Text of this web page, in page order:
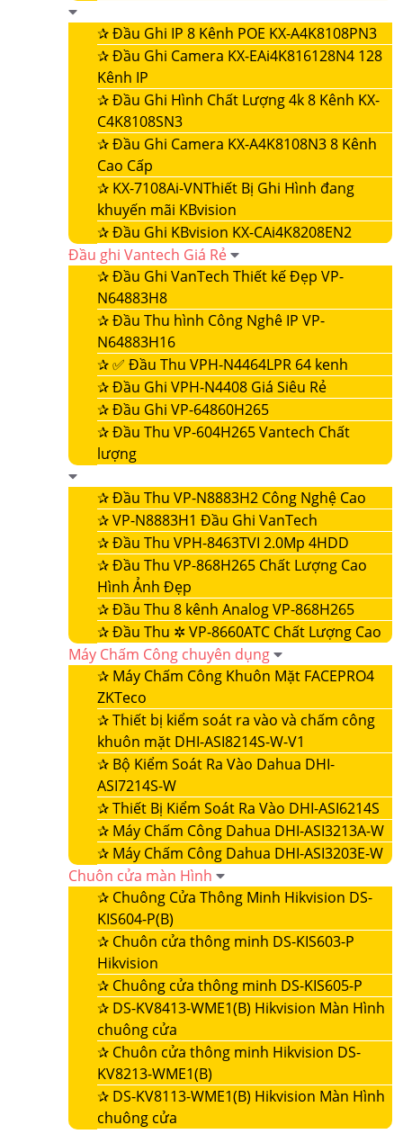
✰Đầu Ghi IP 8 Kênh POE KX-A4K8108PN3
✰Đầu Ghi Camera KX-EAi4K816128N4 128
Kênh IP
✰Đầu Ghi Hình Chất Lượng 4k 8 Kênh KX-
C4K8108SN3
✰Đầu Ghi Camera KX-A4K8108N3 8 Kênh
Cao Cấp
✰ KX-7108Ai-VNThiết Bị Ghi Hình đang
khuyến mãi KBvision
✰Đầu Ghi KBvision KX-CAi4K8208EN2
Đầu ghi Vantech Giá Rẻ
✰Đầu Ghi VanTech Thiết kế Đẹp VP-
N64883H8
✰Đầu Thu hình Công Nghê IP VP-
N64883H16
✰✅ Đầu Thu VPH-N4464LPR 64 kenh
✰Đầu Ghi VPH-N4408 Giá Siêu Rẻ
✰Đầu Ghi VP-64860H265
✰Đầu Thu VP-604H265 Vantech Chất
lượng
✰Đầu Thu VP-N8883H2 Công Nghệ Cao
✰VP-N8883H1 Đầu Ghi VanTech
✰Đầu Thu VPH-8463TVI 2.0Mp 4HDD
✰Đầu Thu VP-868H265 Chất Lượng Cao
Hình Ảnh Đẹp
✰Đầu Thu 8 kênh Analog VP-868H265
✰Đầu Thu ✲ VP-8660ATC Chất Lượng Cao
Máy Chấm Công chuyên dụng
✰ Máy Chấm Công Khuôn Mặt FACEPRO4
ZKTeco
✰Thiết bị kiểm soát ra vào và chấm công
khuôn mặt DHI-ASI8214S-W-V1
✰ Bộ Kiểm Soát Ra Vào Dahua DHI-
ASI7214S-W
✰Thiết Bị Kiểm Soát Ra Vào DHI-ASI6214S
✰ Máy Chấm Công Dahua DHI-ASI3213A-W
✰ Máy Chấm Công Dahua DHI-ASI3203E-W
Chuôn cửa màn Hình
✰ Chuông Cửa Thông Minh Hikvision DS-
KIS604-P(B)
✰ Chuôn cửa thông minh DS-KIS603-P
Hikvision
✰ Chuông cửa thông minh DS-KIS605-P
✰ DS-KV8413-WME1(B) Hikvision Màn Hình
chuông cửa
✰ Chuôn cửa thông minh Hikvision DS-
KV8213-WME1(B)
✰ DS-KV8113-WME1(B) Hikvision Màn Hình
chuông cửa